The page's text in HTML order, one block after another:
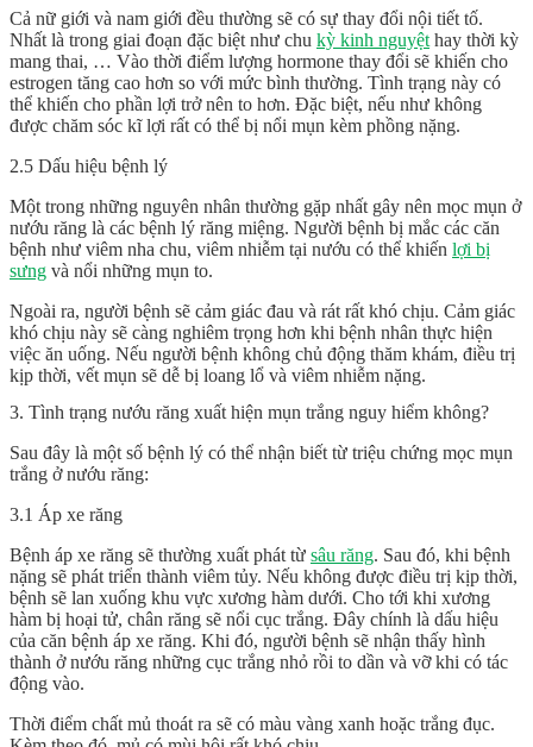
Cả nữ giới và nam giới đều thường sẽ có sự thay đổi nội tiết tố.
Nhất là trong giai đoạn đặc biệt như chu kỳ kinh nguyệt hay thời kỳ
mang thai, … Vào thời điểm lượng hormone thay đổi sẽ khiến cho
estrogen tăng cao hơn so với mức bình thường. Tình trạng này có
thể khiến cho phần lợi trở nên to hơn. Đặc biệt, nếu như không
được chăm sóc kĩ lợi rất có thể bị nổi mụn kèm phồng nặng.
2.5 Dấu hiệu bệnh lý
Một trong những nguyên nhân thường gặp nhất gây nên mọc mụn ở
nướu răng là các bệnh lý răng miệng. Người bệnh bị mắc các căn
bệnh như viêm nha chu, viêm nhiễm tại nướu có thể khiến lợi bị
sưng và nổi những mụn to.
Ngoài ra, người bệnh sẽ cảm giác đau và rát rất khó chịu. Cảm giác
khó chịu này sẽ càng nghiêm trọng hơn khi bệnh nhân thực hiện
việc ăn uống. Nếu người bệnh không chủ động thăm khám, điều trị
kịp thời, vết mụn sẽ dễ bị loang lổ và viêm nhiễm nặng.
3. Tình trạng nướu răng xuất hiện mụn trắng nguy hiểm không?
Sau đây là một số bệnh lý có thể nhận biết từ triệu chứng mọc mụn
trắng ở nướu răng:
3.1 Áp xe răng
Bệnh áp xe răng sẽ thường xuất phát từ sâu răng. Sau đó, khi bệnh
nặng sẽ phát triển thành viêm tủy. Nếu không được điều trị kịp thời,
bệnh sẽ lan xuống khu vực xương hàm dưới. Cho tới khi xương
hàm bị hoại tử, chân răng sẽ nổi cục trắng. Đây chính là dấu hiệu
của căn bệnh áp xe răng. Khi đó, người bệnh sẽ nhận thấy hình
thành ở nướu răng những cục trắng nhỏ rồi to dần và vỡ khi có tác
động vào.
Thời điểm chất mủ thoát ra sẽ có màu vàng xanh hoặc trắng đục.